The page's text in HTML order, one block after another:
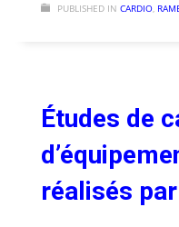
PUBLISHED IN CARDIO
Études de
réalisés